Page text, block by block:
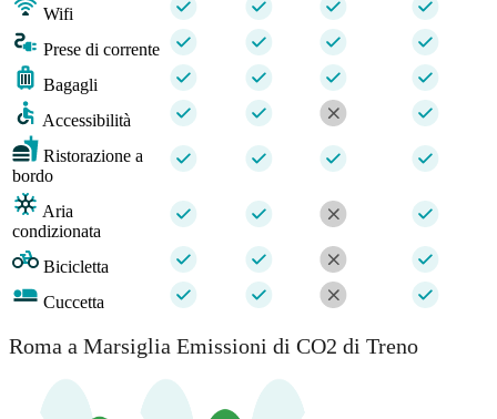
Wifi
Prese di corrente
Bagagli
Accessibilità
Ristorazione a
bordo
Aria
condizionata
Bicicletta
Cuccetta
Roma a Marsiglia Emissioni di CO2 di Treno